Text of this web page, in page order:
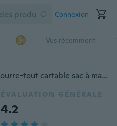
Connexion
Vus récemment
1PC mode femmes PU cuir fourre-tout cartable sac à main dame messager sac à main sacs à bandoulière
ÉVALUATION GÉNÉRALE
4.2